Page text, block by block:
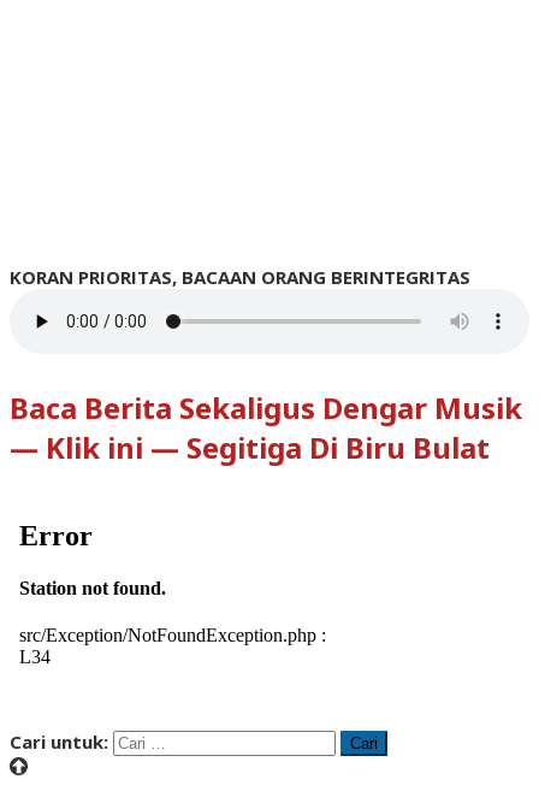
KORAN PRIORITAS, BACAAN ORANG BERINTEGRITAS
Baca Berita Sekaligus Dengar Musik
— Klik ini — Segitiga Di Biru Bulat
Cari untuk: